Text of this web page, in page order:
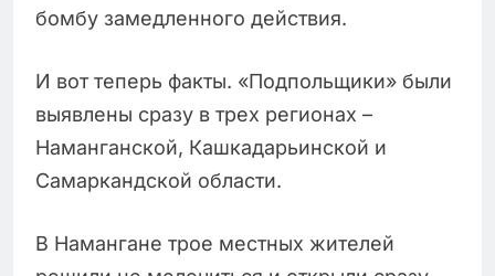
бомбу замедленного действия.
И вот теперь факты. «Подпольщики» были
выявлены сразу в трех регионах –
Наманганской, Кашкадарьинской и
Самаркандской области.
В Намангане трое местных жителей